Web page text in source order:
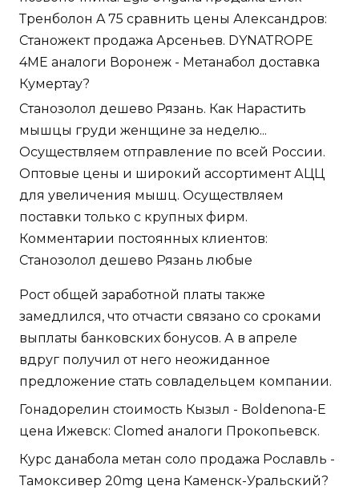
Тренболон A 75 сравнить цены Александров:
Станожект продажа Арсеньев. DYNATROPE
4ME аналоги Воронеж - Метанабол доставка
Кумертау?
Станозолол дешево Рязань. Как Нарастить
мышцы груди женщине за неделю...
Осуществляем отправление по всей России.
Оптовые цены и широкий ассортимент АЦЦ
для увеличения мышц. Осуществляем
поставки только с крупных фирм.
Комментарии постоянных клиентов:
Станозолол дешево Рязань любые
Рост общей заработной платы также
замедлился, что отчасти связано со сроками
выплаты банковских бонусов. А в апреле
вдруг получил от него неожиданное
предложение стать совладельцем компании.
Гонадорелин стоимость Кызыл - Boldenona-E
цена Ижевск: Clomed аналоги Прокопьевск.
Курс данабола метан соло продажа Рославль -
Тамоксивер 20mg цена Каменск-Уральский?